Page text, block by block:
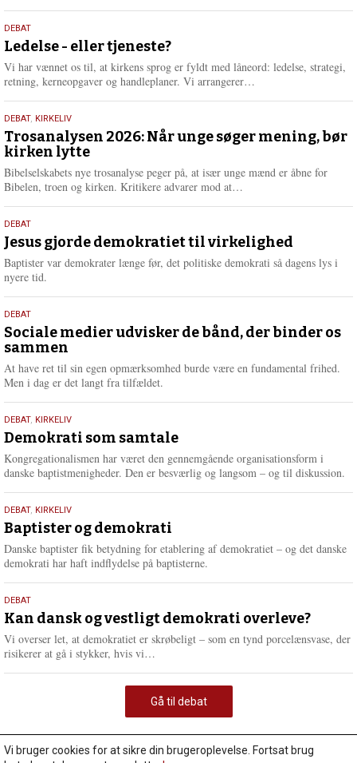
e
r
e
10.
juni
2026
DEBAT
Ledelse - eller tjeneste?
Vi har vænnet os til, at kirkens sprog er fyldt med låneord: ledelse, strategi,
retning, kerneopgaver og handleplaner. Vi arrangerer…
e
2.
juni
2026
DEBAT, KIRKELIV
Trosanalysen 2026: Når unge søger mening, bør
kirken lytte
Bibelselskabets nye trosanalyse peger på, at især unge mænd er åbne for
Bibelen, troen og kirken. Kritikere advarer mod at…
e
r
18.
maj
2026
DEBAT
Jesus gjorde demokratiet til virkelighed
Baptister var demokrater længe før, det politiske demokrati så dagens lys i
nyere tid.
18.
maj
2026
DEBAT
Sociale medier udvisker de bånd, der binder os
sammen
At have ret til sin egen opmærksomhed burde være en fundamental frihed.
Men i dag er det langt fra tilfældet.
18.
maj
2026
DEBAT, KIRKELIV
Demokrati som samtale
Kongregationalismen har været den gennemgående organisationsform i
danske baptistmenigheder. Den er besværlig og langsom – og til diskussion.
18.
maj
2026
DEBAT, KIRKELIV
Baptister og demokrati
Danske baptister fik betydning for etablering af demokratiet – og det danske
demokrati har haft indflydelse på baptisterne.
18.
maj
2026
DEBAT
Kan dansk og vestligt demokrati overleve?
Vi overser let, at demokratiet er skrøbeligt – som en tynd porcelænsvase, der
risikerer at gå i stykker, hvis vi…
m
e
e
Gå til debat
Vi bruger cookies for at sikre din brugeroplevelse. Fortsat brug